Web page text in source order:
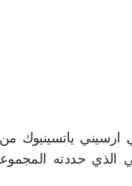
ارسيني ياتسينيوك
الذي حددته